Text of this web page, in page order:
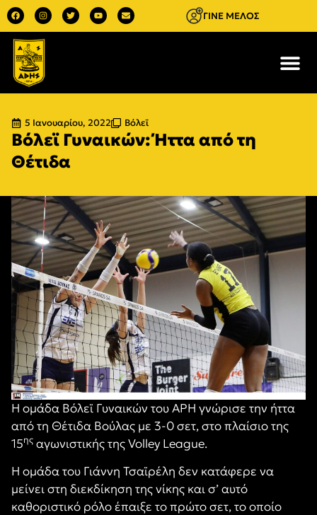
ΓΙΝΕ ΜΕΛΟΣ
5 Ιανουαρίου, 2022 Βόλεϊ
Βόλεϊ Γυναικών: Ήττα από τη
Θέτιδα
Η ομάδα Βόλεϊ Γυναικών του ΑΡΗ γνώρισε την ήττα
από τη Θέτιδα Βούλας με 3-0 σετ, στο πλαίσιο της
15ης αγωνιστικής της Volley League.
Η ομάδα του Γιάννη Τσαϊρέλη δεν κατάφερε να
μείνει στη διεκδίκηση της νίκης και σ’ αυτό
καθοριστικό ρόλο έπαιξε το πρώτο σετ, το οποίο